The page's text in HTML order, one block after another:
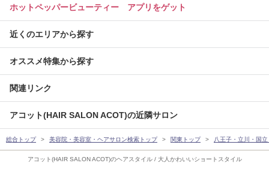
アコット(HAIR SALON ACOT)のヘアスタイル / 大人かわいいショートスタイル
ホットペッパービューティー アプリをゲット
近くのエリアから探す
オススメ特集から探す
関連リンク
アコット(HAIR SALON ACOT)の近隣サロン
総合トップ 美容院・美容室・ヘアサロン検索トップ 関東トップ 八王子・立川・国